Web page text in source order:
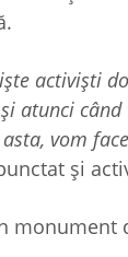
activiști
atunci
vom
și